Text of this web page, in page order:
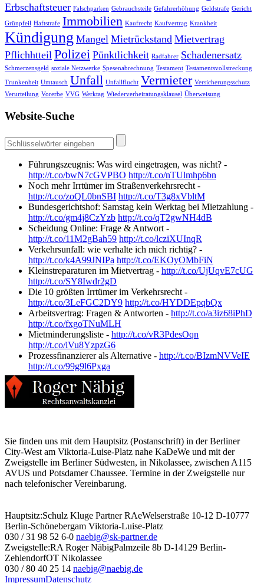
Erbschaftsteuer Falschparken Gebrauchsteile Gefahrerhöhung Geldstrafe Gericht
Grünpfeil Haftstrafe Immobilien Kaufrecht Kaufvertrag Krankheit
Kündigung Mangel Mietrückstand Mietvertrag
Pflichhtteil Polizei Pünktlichkeit Radfahrer Schadenersatz
Schmerzensgeld soziale Netzwerke Spesenabrechnung Testament Testamentsvollstreckung
Trunkenheit Umtausch Unfall Unfallflucht Vermieter Versicherungsschutz
Verurteilung Vorerbe VVG Werktag Wiederverheiratungsklausel Überweisung
Website-Suche
Führungszeugnis: Was wird eingetragen, was nicht? -
http://t.co/bwN7cGVPBO http://t.co/nTUlmhp6bn
Noch mehr Irrtümer im Straßenverkehrsrecht -
http://t.co/zoQL0bnSBI http://t.co/T3g8xVbltM
Bundesgerichtshof: Samstag kein Werktag bei Mietzahlung -
http://t.co/gm4j8CzYzb http://t.co/qT2gwNH4dB
Scheidung Online: Frage & Antwort -
http://t.co/11M2gBah59 http://t.co/lcziXUInqR
Verkehrsunfall: wie verhalte ich mich richtig? -
http://t.co/k4A99JNIPa http://t.co/EKOyOMbFiN
Kleinstreparaturen im Mietvertrag - http://t.co/UjUqvE7cUG
http://t.co/SY8Iwdr2gD
Die 10 größten Irrtümer im Verkehrsrecht -
http://t.co/3LeFGC2DY9 http://t.co/HYDDEpqbQx
Arbeitsvertrag: Fragen & Antworten - http://t.co/a3iz68iPhD
http://t.co/fxgoTNuMLH
Mietminderungsliste - http://t.co/vR3PdesOqn
http://t.co/iVu8YzpzG6
Prozessfinanzierer als Alternative - http://t.co/BIzmNVVeIE
http://t.co/99g9l6Pxga
Sie finden uns mit dem Hauptsitz (Postanschrift) in der Berliner
City-West am Viktoria-Luise-Platz nahe KaDeWe und mit der
Zweigstelle im Berliner Südwesten, in Nikolassee, zwischen A115
AVUS und Potsdamer Chaussee. Termine in der Zweigstelle nur
nach telefonischer Vereinbarung.
Hauptsitz:Schulz Kluge Partner RAeWelserstraße 10-12 D-10777
Berlin-Schönebergam Viktoria-Luise-Platz
030 / 31 98 52 6-0 naebig@sk-partner.de
Zweigstelle:RA Roger NäbigPalmzeile 8b D-14129 Berlin-
ZehlendorfOT Nikolassee
030 / 80 40 25 14 naebig@naebig.de
ImpressumDatenschutz